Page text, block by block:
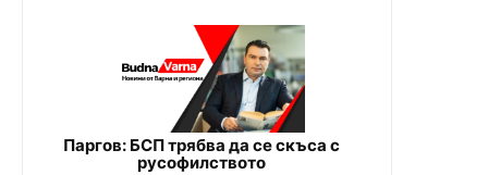
Паргов: БСП трябва да се скъса с
русофилството